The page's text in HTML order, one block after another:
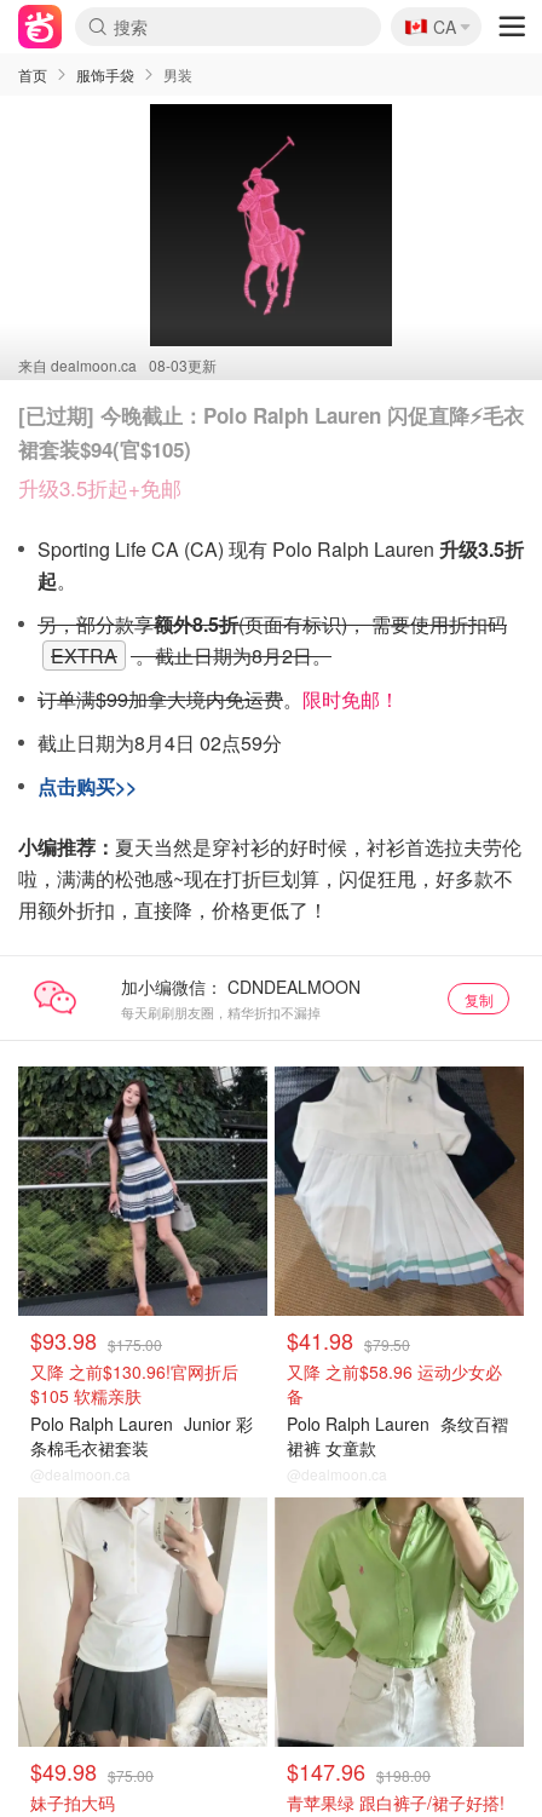
🇨🇦
CA
首页 服饰手袋 男装
来自 dealmoon.ca 08-03更新
[已过期] 今晚截止：Polo Ralph Lauren 闪促直降⚡毛衣
裙套装$94(官$105)
升级3.5折起+免邮
Sporting Life CA (CA) 现有 Polo Ralph Lauren 升级3.5折
起。
另，部分款享额外8.5折(页面有标识)， 需要使用折扣码
EXTRA 。截止日期为8月2日。
订单满$99加拿大境内免运费。 限时免邮！
截止日期为8月4日 02点59分
点击购买>>
小编推荐： 夏天当然是穿衬衫的好时候，衬衫首选拉夫劳伦
啦，满满的松弛感~现在打折巨划算，闪促狂甩，好多款不
用额外折扣，直接降，价格更低了！
加小编微信：
每天刷刷朋友圈，精华折扣不漏掉
复制
$93.98 $175.00
又降 之前$130.96!官网折后
$105 软糯亲肤
Polo Ralph Lauren Junior 彩
条棉毛衣裙套装
@dealmoon.ca
$41.98 $79.50
又降 之前$58.96 运动少女必
备
Polo Ralph Lauren 条纹百褶
裙裤 女童款
@dealmoon.ca
$49.98 $75.00
妹子拍大码
$147.96 $198.00
青苹果绿 跟白裤子/裙子好搭!